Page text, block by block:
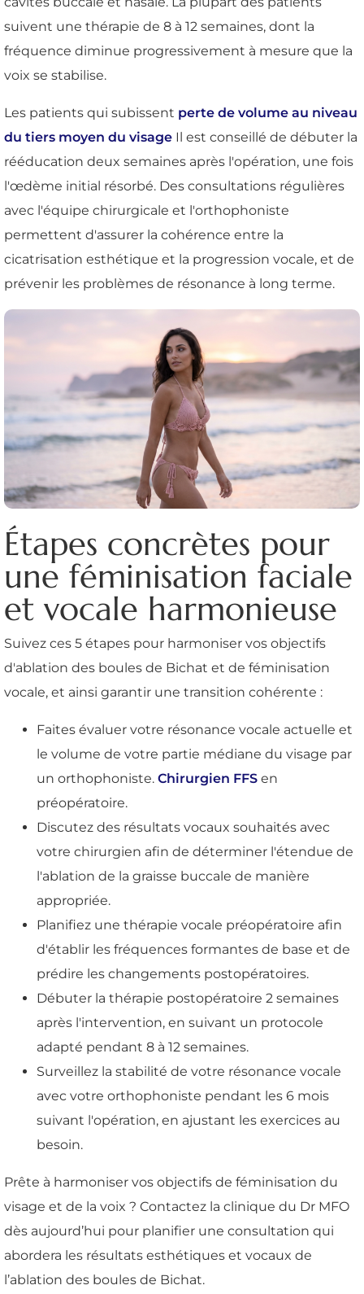
suivent une thérapie de 8 à 12 semaines, dont la
fréquence diminue progressivement à mesure que la
voix se stabilise.
Les patients qui subissent perte de volume au niveau
du tiers moyen du visage Il est conseillé de débuter la
rééducation deux semaines après l'opération, une fois
l'œdème initial résorbé. Des consultations régulières
avec l'équipe chirurgicale et l'orthophoniste
permettent d'assurer la cohérence entre la
cicatrisation esthétique et la progression vocale, et de
prévenir les problèmes de résonance à long terme.
Étapes concrètes pour
une féminisation faciale
et vocale harmonieuse
Suivez ces 5 étapes pour harmoniser vos objectifs
d'ablation des boules de Bichat et de féminisation
vocale, et ainsi garantir une transition cohérente :
Faites évaluer votre résonance vocale actuelle et
le volume de votre partie médiane du visage par
un orthophoniste. Chirurgien FFS en
préopératoire.
Discutez des résultats vocaux souhaités avec
votre chirurgien afin de déterminer l'étendue de
l'ablation de la graisse buccale de manière
appropriée.
Planifiez une thérapie vocale préopératoire afin
d'établir les fréquences formantes de base et de
prédire les changements postopératoires.
Débuter la thérapie postopératoire 2 semaines
après l'intervention, en suivant un protocole
adapté pendant 8 à 12 semaines.
Surveillez la stabilité de votre résonance vocale
avec votre orthophoniste pendant les 6 mois
suivant l'opération, en ajustant les exercices au
besoin.
Prête à harmoniser vos objectifs de féminisation du
visage et de la voix ? Contactez la clinique du Dr MFO
dès aujourd’hui pour planifier une consultation qui
abordera les résultats esthétiques et vocaux de
l’ablation des boules de Bichat.